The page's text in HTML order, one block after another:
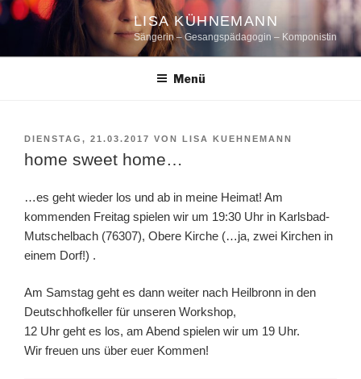
Zum
Inhalt
LISA KÜHNEMANN
Sängerin – Gesangspädagogin – Komponistin
Menü
VERÖFFENTLICHT
AM
DIENSTAG, 21.03.2017 VON LISA KUEHNEMANN
home sweet home…
…es geht wieder los und ab in meine Heimat! Am
kommenden Freitag spielen wir um 19:30 Uhr in Karlsbad-
Mutschelbach (76307), Obere Kirche (…ja, zwei Kirchen in
einem Dorf!) .
Am Samstag geht es dann weiter nach Heilbronn in den
Deutschhofkeller für unseren Workshop,
12 Uhr geht es los, am Abend spielen wir um 19 Uhr.
Wir freuen uns über euer Kommen!